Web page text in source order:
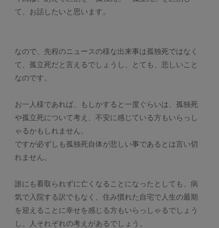
て、お話したいと思います。
なので、先程のニュースの様な出来事は孤独死ではなく
て、孤立死だと言えるでしょうし、とても、悲しいこと
なのです。
お一人様であれば、もしかすると一度ぐらいは、孤独死
や孤立死について考え、不安に感じている方もいらっし
ゃるかもしれません。
ですが必ずしも孤独死自体が悲しい事であるとは言い切
れません。
誰にも看取られずに亡くなることになったとしても、病
気で入院する訳でもなく、住み慣れた自宅で人生の最期
を迎えることに幸せを感じる方もいらっしゃるでしょう
し、人それぞれの考えがあるでしょう。